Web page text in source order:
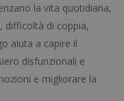
la vita quotidiana,
difficoltà di coppia,
aiuta a capire il
disfunzionali e
e migliorare la